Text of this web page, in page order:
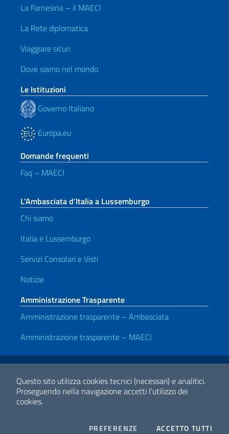
Questo sito utilizza cookies tecnici (necessari) e analitici.
Proseguendo nella navigazione accetti l'utilizzo dei
cookies.
PREFERENZE COOKIESACCETTO TUTTI
La Farnesina – il MAECI
La Rete diplomatica
Viaggiare sicuri
Dove siamo nel mondo
Le Istituzioni
Governo Italiano
Europa.eu
Domande frequenti
Faq – MAECI
L’Ambasciata d’Italia a Lussemburgo
Chi siamo
Italia e Lussemburgo
Servizi Consolari e Visti
Notizie
Amministrazione Trasparente
Amministrazione trasparente – Ambasciata
Amministrazione trasparente – MAECI
Link Utili